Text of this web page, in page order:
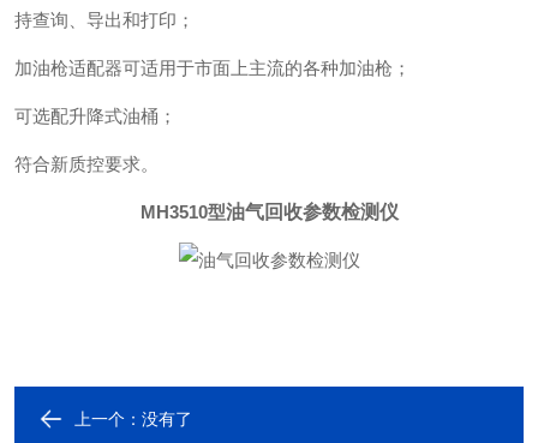
持查询、导出和打印；
加油枪适配器可适用于市面上主流的各种加油枪；
可选配升降式油桶；
符合新质控要求。
MH3510型油气回收参数检测仪
上一个：没有了